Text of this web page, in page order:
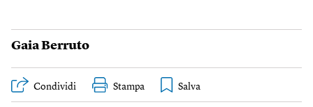
Gaia Berruto
Condividi Stampa